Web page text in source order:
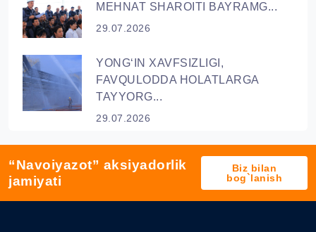
MEHNAT SHAROITI BAYRAMG...
29.07.2026
YONG‘IN XAVFSIZLIGI,
FAVQULODDA HOLATLARGA
TAYYORG...
29.07.2026
“Navoiyazot” aksiyadorlik
jamiyati
Biz bilan
bog`lanish